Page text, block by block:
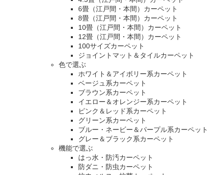
6畳（江戸間・本間）カーペット
8畳（江戸間・本間）カーペット
10畳（江戸間・本間）カーペット
12畳（江戸間・本間）カーペット
100サイズカーペット
ジョイントマット＆タイルカーペット
色で選ぶ
ホワイト＆アイボリー系カーペット
ベージュ系カーペット
ブラウン系カーペット
イエロー＆オレンジー系カーペット
ピンク＆レッド系カーペット
グリーン系カーペット
ブルー・ネービー＆パープル系カーペット
グレー＆ブラック系カーペット
機能で選ぶ
はっ水・防汚カーペット
防ダニ・防虫カーペット